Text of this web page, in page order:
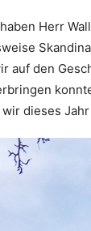
Herr
auf den
wir dieses